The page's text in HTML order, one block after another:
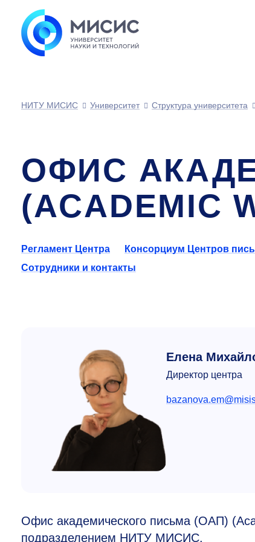
НИТУ МИСИС Университет Структура университета
ОФИС
(ACADEMIC
Регламент Центра Консорциум Центров
Сотрудники и контакты
Елена
Директор центра
Офис академического письма (ОАП)
подразделением НИТУ МИСИС.